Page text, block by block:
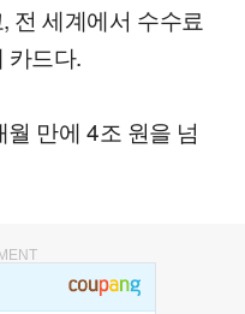
전 세계에서 수수료
카드다.
만에 4조 원을 넘